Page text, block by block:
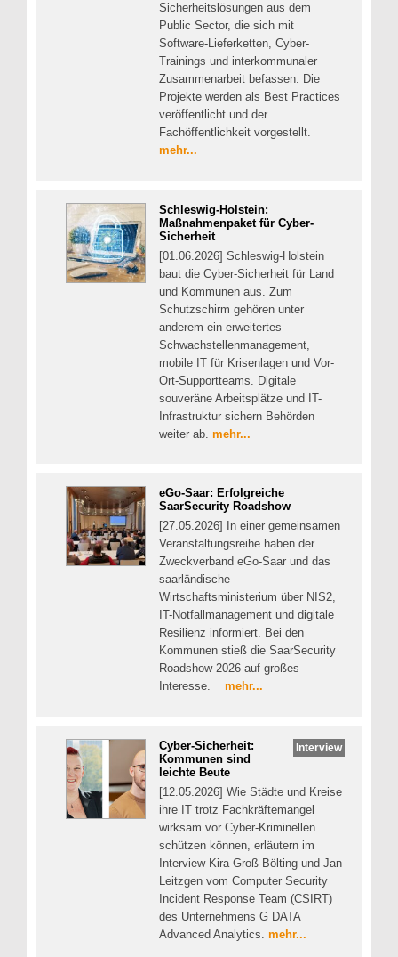
Sicherheitslösungen aus dem
Public Sector, die sich mit
Software-Lieferketten, Cyber-
Trainings und interkommunaler
Zusammenarbeit befassen. Die
Projekte werden als Best Practices
veröffentlicht und der
Fachöffentlichkeit vorgestellt.
mehr...
Schleswig-Holstein:
Maßnahmenpaket für Cyber-
Sicherheit
[01.06.2026] Schleswig-Holstein
baut die Cyber-Sicherheit für Land
und Kommunen aus. Zum
Schutzschirm gehören unter
anderem ein erweitertes
Schwachstellenmanagement,
mobile IT für Krisenlagen und Vor-
Ort-Supportteams. Digitale
souveräne Arbeitsplätze und IT-
Infrastruktur sichern Behörden
weiter ab. mehr...
eGo-Saar: Erfolgreiche
SaarSecurity Roadshow
[27.05.2026] In einer gemeinsamen
Veranstaltungsreihe haben der
Zweckverband eGo-Saar und das
saarländische
Wirtschaftsministerium über NIS2,
IT-Notfallmanagement und digitale
Resilienz informiert. Bei den
Kommunen stieß die SaarSecurity
Roadshow 2026 auf großes
Interesse. mehr...
Interview
Cyber-Sicherheit:
Kommunen sind
leichte Beute
[12.05.2026] Wie Städte und Kreise
ihre IT trotz Fachkräftemangel
wirksam vor Cyber-Kriminellen
schützen können, erläutern im
Interview Kira Groß-Bölting und Jan
Leitzgen vom Computer Security
Incident Response Team (CSIRT)
des Unternehmens G DATA
Advanced Analytics. mehr...